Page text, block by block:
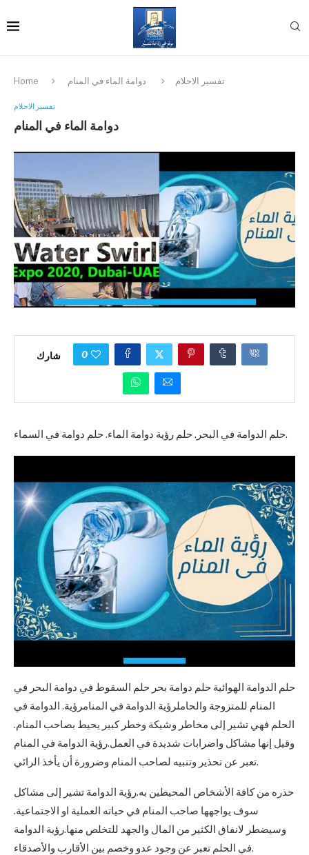
Home تفسير الاحلام دوامة الماء في المنام
تفسير الاحلام
دوامة الماء في المنام
شارك 0
حلم الدوامة في البحر. حلم رؤية دوامة الماء. حلم دوامة في السماء.
حلم الدوامة الهوائية حلم دوامة بحر حلم السقوط في دوامة البحر في
المنام للمتزوجة والحاملرؤية الدوامة في المنامرؤية. الدوامة في
الحلم فهي تشير إلى مخاطر وشيكة وخطر كبير يحيط بصاحب المنام.
وقيل إنها مشاكل واضرابات شديدة في العمل.رؤية الدوامة في المنام
تعبر عن تحذير وتنبيه لصاحب المنام وضرورة أن يأخذ الرائي.
حذره من كافة الأشخاص المحيطين به.رؤية الدوامة تشير إلى مشاكل
سوف يواجهها صاحب المنام في حياته العملية او الاجتماعية.
وسيضطر لانفاق الكثير من المال والجهد للتخلص منها.رؤية الدوامة
في الحلم تعبر عن وجود عدو وخصم بين الأقارب والأصدقاء.